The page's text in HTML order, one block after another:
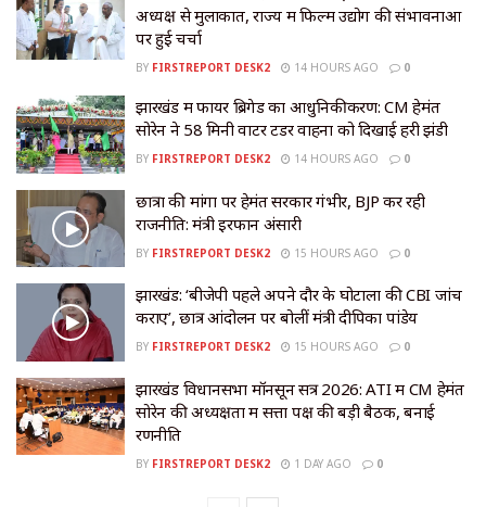
अध्यक्ष से मुलाकात, राज्य में फिल्म उद्योग की संभावनाओं
पर हुई चर्चा
BY FIRSTREPORT DESK2 14 HOURS AGO 0
झारखंड में फायर ब्रिगेड का आधुनिकीकरण: CM हेमंत
सोरेन ने 58 मिनी वाटर टेंडर वाहनों को दिखाई हरी झंडी
BY FIRSTREPORT DESK2 14 HOURS AGO 0
छात्रों की मांगों पर हेमंत सरकार गंभीर, BJP कर रही
राजनीति: मंत्री इरफान अंसारी
BY FIRSTREPORT DESK2 15 HOURS AGO 0
झारखंड: ‘बीजेपी पहले अपने दौर के घोटालों की CBI जांच
कराए’, छात्र आंदोलन पर बोलीं मंत्री दीपिका पांडेय
BY FIRSTREPORT DESK2 15 HOURS AGO 0
झारखंड विधानसभा मॉनसून सत्र 2026: ATI में CM हेमंत
सोरेन की अध्यक्षता में सत्ता पक्ष की बड़ी बैठक, बनाई
रणनीति
BY FIRSTREPORT DESK2 1 DAY AGO 0